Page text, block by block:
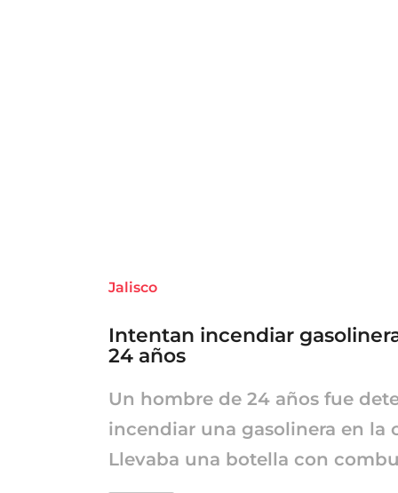
Jalisco
Intentan incendiar
24 años
Un hombre de 24 años fue
incendiar una gasolinera en la
Llevaba una botella con